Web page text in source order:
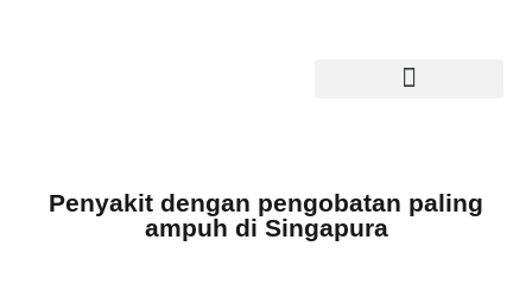
Penyakit dengan pengobatan paling
ampuh di Singapura